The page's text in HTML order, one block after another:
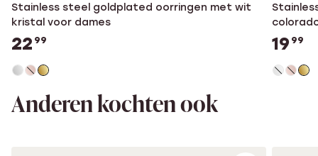
Stainless steel goldplated oorringen met wit
kristal voor dames
22 99 19 99
Anderen kochten ook